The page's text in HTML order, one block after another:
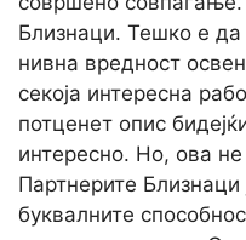
Близнаци. Тешко е да
нивна вредност
секоја интересна
потценет опис
интересно. Но, ова
Партнерите
буквалните